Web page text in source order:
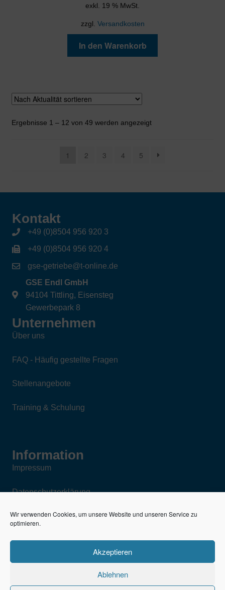
Wir verwenden Cookies, um unsere Website und unseren Service zu
optimieren.
Akzeptieren
Ablehnen
exkl. 19 % MwSt.
zzgl. Versandkosten
In den Warenkorb
Ergebnisse 1 – 12 von 49 werden angezeigtNach
1 2 3 4 5
Kontakt
+49 (0)8504 956 920 3
+49 (0)8504 956 920 4
gse-getriebe@t-online.de
GSE Endl GmbH
94104 Tittling, Eisensteg
Gewerbepark 8
Unternehmen
Über uns
FAQ - Häufig gestellte Fragen
Stellenangebote
Training & Schulung
Information
Impressum
Datenschutzerklärung
AGB für den Verkauf neuer und gebrauchter
Fahrzeugteile
Kfz-Reparaturbedingungen